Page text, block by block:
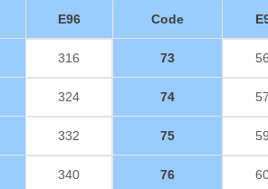
E96 Code
316 73
324 74
332 75
340 76